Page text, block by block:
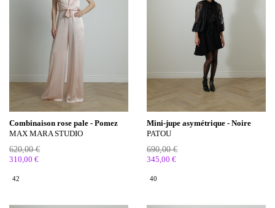
Combinaison rose pale - Pomez
MAX MARA STUDIO
620,00 €
310,00 €
42
Mini-jupe asymétrique - Noire
PATOU
690,00 €
345,00 €
40